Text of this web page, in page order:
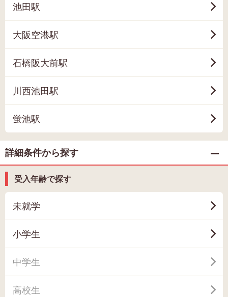
池田駅
大阪空港駅
石橋阪大前駅
川西池田駅
蛍池駅
詳細条件から探す
受入年齢で探す
未就学
小学生
中学生
高校生